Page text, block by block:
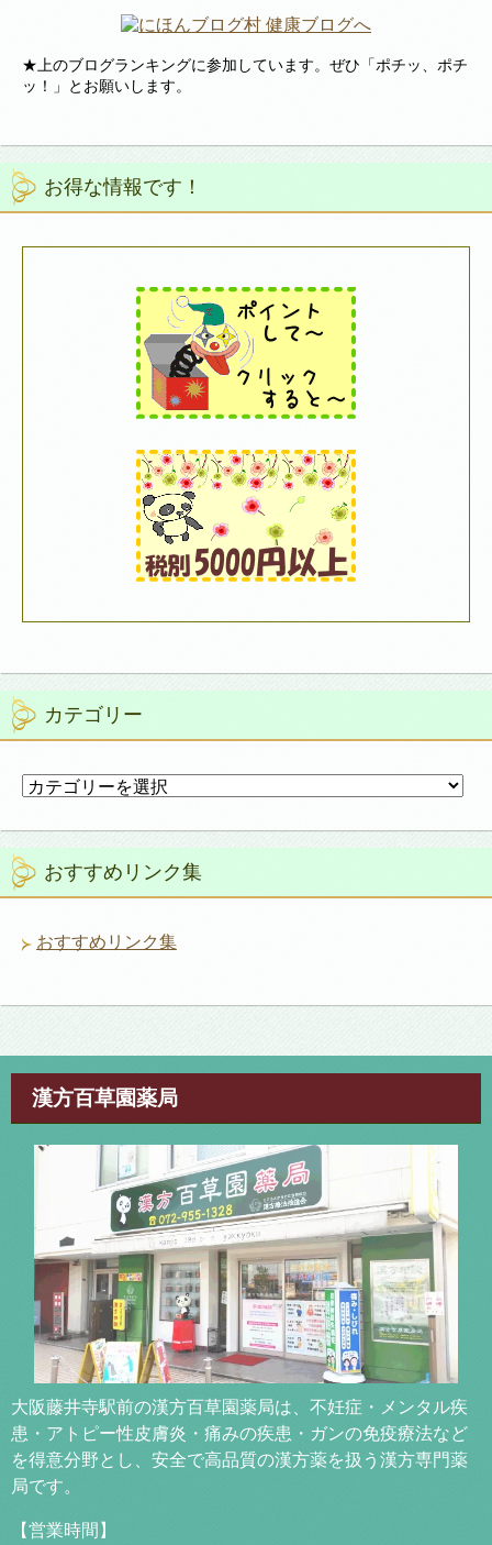
★上のブログランキングに参加しています。ぜひ「ポチッ、ポチ
ッ！」とお願いします。
お得な情報です！
カテゴリー
カ
ゴ
リ
ー おすすめリンク集
おすすめリンク集
漢方百草園薬局
大阪藤井寺駅前の漢方百草園薬局は、不妊症・メンタル疾
患・アトピー性皮膚炎・痛みの疾患・ガンの免疫療法など
を得意分野とし、安全で高品質の漢方薬を扱う漢方専門薬
局です。
【営業時間】